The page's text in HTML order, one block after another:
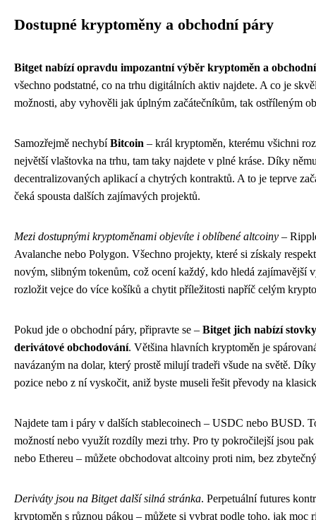
Dostupné kryptoměny a obchodní páry
Bitget nabízí opravdu impozantní výběr kryptoměn a
všechno podstatné, co na trhu digitálních aktiv najdete. A co je
možnosti, aby vyhověli jak úplným začátečníkům, tak ostříleným
Samozřejmě nechybíBitcoin – král kryptoměn, kterému všichni
největší vlaštovka na trhu, tam taky najdete v plné kráse. Díky
decentralizovaných aplikací a chytrých kontraktů. A to je teprve
čeká spousta dalších zajímavých projektů.
Mezi dostupnými kryptoměnami objevíte i oblíbené altcoiny –
Avalanche nebo Polygon. Všechno projekty, které si získaly
novým, slibným tokenům, což ocení každý, kdo hledá zajímavější
rozložit vejce do více košíků a chytit příležitosti napříč celým
Pokud jde o obchodní páry, připravte se – Bitget jich nabízí
derivátové obchodování. Většina hlavních kryptoměn je
navázaným na dolar, který prostě milují tradeři všude na světě.
pozice nebo z ní vyskočit, aniž byste museli řešit převody na
Najdete tam i páry v dalších stablecoinech – USDC nebo BUSD.
možností nebo využít rozdíly mezi trhy. Pro ty pokročilejší jsou
nebo Ethereu – můžete obchodovat altcoiny proti nim, bez
Deriváty jsou na Bitget další silná stránka. Perpetuální futures
kryptoměn s různou pákou – můžete si vybrat podle toho, jak moc